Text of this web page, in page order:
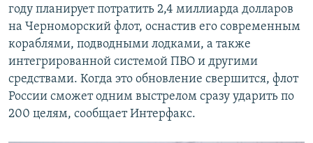
году планирует потратить 2,4 миллиарда долларов
на Черноморский флот, оснастив его современным
кораблями, подводными лодками, а также
интегрированной системой ПВО и другими
средствами. Когда это обновление свершится, флот
России сможет одним выстрелом сразу ударить по
200 целям, сообщает Интерфакс.